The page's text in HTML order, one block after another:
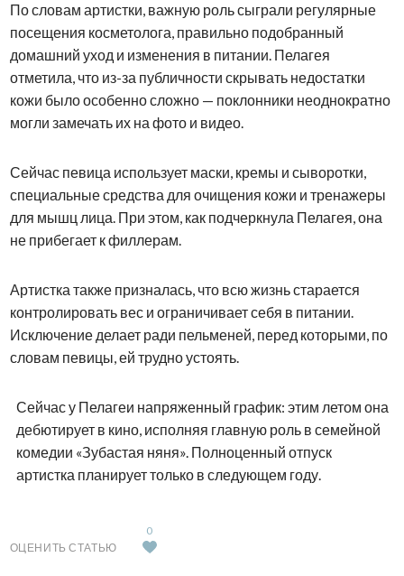
По словам артистки, важную роль сыграли регулярные
посещения косметолога, правильно подобранный
домашний уход и изменения в питании. Пелагея
отметила, что из-за публичности скрывать недостатки
кожи было особенно сложно — поклонники неоднократно
могли замечать их на фото и видео.
Сейчас певица использует маски, кремы и сыворотки,
специальные средства для очищения кожи и тренажеры
для мышц лица. При этом, как подчеркнула Пелагея, она
не прибегает к филлерам.
Артистка также призналась, что всю жизнь старается
контролировать вес и ограничивает себя в питании.
Исключение делает ради пельменей, перед которыми, по
словам певицы, ей трудно устоять.
Сейчас у Пелагеи напряженный график: этим летом она
дебютирует в кино, исполняя главную роль в семейной
комедии «Зубастая няня». Полноценный отпуск
артистка планирует только в следующем году.
ОЦЕНИТЬ СТАТЬЮ
0